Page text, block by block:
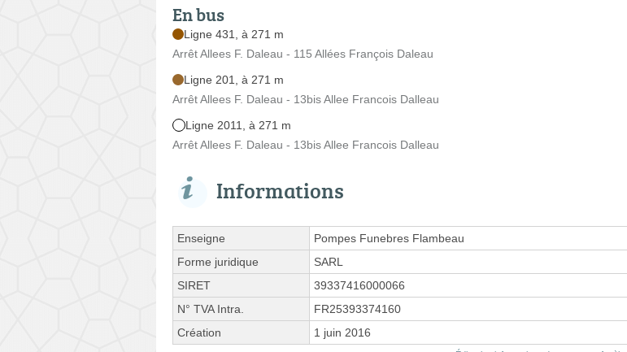
En bus
Ligne 431, à 271 m
Arrêt Allees F. Daleau - 115 Allées François Daleau
Ligne 201, à 271 m
Arrêt Allees F. Daleau - 13bis Allee Francois Dalleau
Ligne 2011, à 271 m
Arrêt Allees F. Daleau - 13bis Allee Francois Dalleau
Informations
Enseigne
Pompes Funebres Flambeau
Forme juridique
SARL
SIRET
39337416000066
N° TVA Intra.
FR25393374160
Création
1 juin 2016